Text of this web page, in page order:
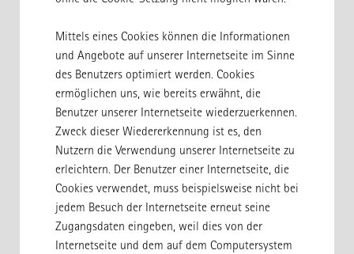
Mittels eines Cookies können die Informationen
und Angebote auf unserer Internetseite im Sinne
des Benutzers optimiert werden. Cookies
ermöglichen uns, wie bereits erwähnt, die
Benutzer unserer Internetseite wiederzuerkennen.
Zweck dieser Wiedererkennung ist es, den
Nutzern die Verwendung unserer Internetseite zu
erleichtern. Der Benutzer einer Internetseite, die
Cookies verwendet, muss beispielsweise nicht bei
jedem Besuch der Internetseite erneut seine
Zugangsdaten eingeben, weil dies von der
Internetseite und dem auf dem Computersystem